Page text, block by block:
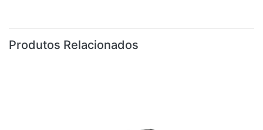
Produtos Relacionados